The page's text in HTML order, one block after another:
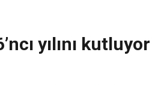
yılını kutluyor